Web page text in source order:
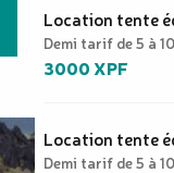
Location tente
Demi tarif de 5 à
3000 XPF
Location tente
Demi tarif de 5 à